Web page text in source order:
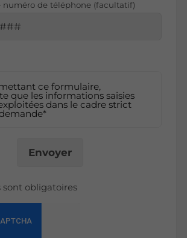
numéro de téléphone (facultatif)
ce formulaire,
que les informations saisies
dans le cadre strict
Envoyer
sont obligatoires